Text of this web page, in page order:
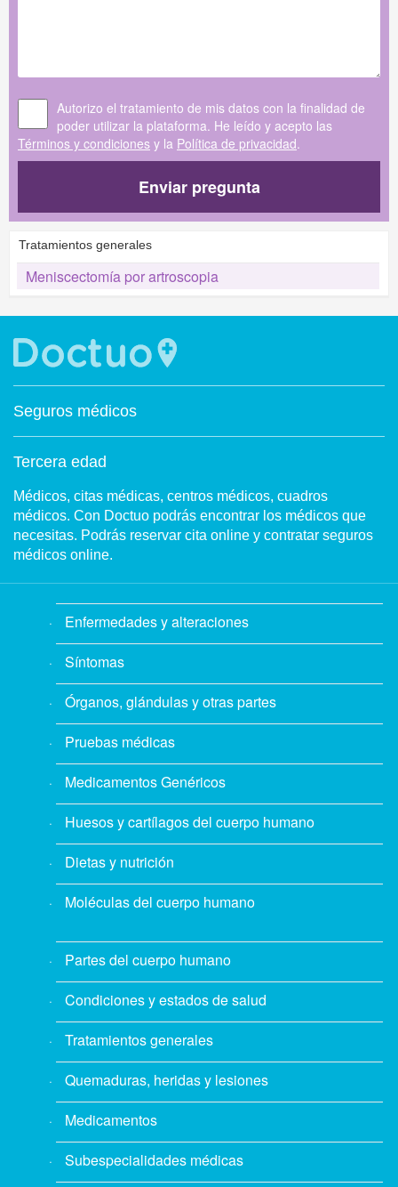
Autorizo el tratamiento de mis datos con la finalidad de
poder utilizar la plataforma. He leído y acepto las
Términos y condiciones y la Política de privacidad.
Enviar pregunta
Tratamientos generales
Meniscectomía por artroscopia
Seguros médicos
Tercera edad
Médicos, citas médicas, centros médicos, cuadros
médicos. Con Doctuo podrás encontrar los médicos que
necesitas. Podrás reservar cita online y contratar seguros
médicos online.
Enfermedades y alteraciones
Síntomas
Órganos, glándulas y otras partes
Pruebas médicas
Medicamentos Genéricos
Huesos y cartílagos del cuerpo humano
Dietas y nutrición
Moléculas del cuerpo humano
Partes del cuerpo humano
Condiciones y estados de salud
Tratamientos generales
Quemaduras, heridas y lesiones
Medicamentos
Subespecialidades médicas